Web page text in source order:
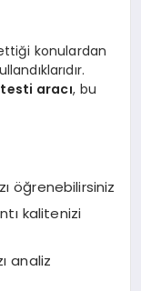
konulardan
aracı, bu
öğrenebilirsiniz
kalitenizi
analiz